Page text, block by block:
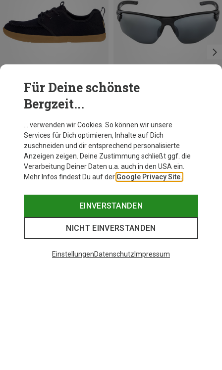
Wasara Schuhe
Alpina
Tri-Scray 2.0 HR Sportbrille
89,95 €
Für Deine schönste
Bergzeit...
… verwenden wir Cookies. So können wir unsere
Services für Dich optimieren, Inhalte auf Dich
zuschneiden und dir entsprechend personalisierte
Anzeigen zeigen. Deine Zustimmung schließt ggf. die
Verarbeitung Deiner Daten u.a. auch in den USA ein.
Mehr Infos findest Du auf der Google Privacy Site.
EINVERSTANDEN
NICHT EINVERSTANDEN
EinstellungenDatenschutz Impressum